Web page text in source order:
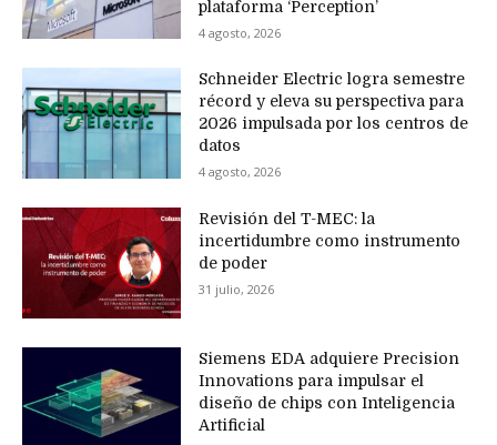
plataforma ‘Perception’
4 agosto, 2026
Schneider Electric logra semestre
récord y eleva su perspectiva para
2026 impulsada por los centros de
datos
4 agosto, 2026
Revisión del T-MEC: la
incertidumbre como instrumento
de poder
31 julio, 2026
Siemens EDA adquiere Precision
Innovations para impulsar el
diseño de chips con Inteligencia
Artificial